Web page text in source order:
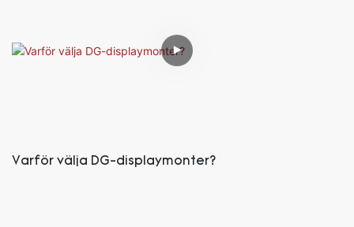
Varför välja DG-displaymonter?